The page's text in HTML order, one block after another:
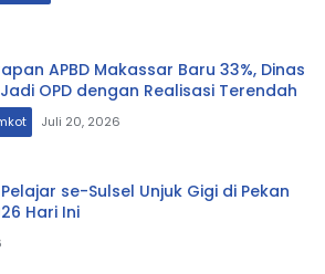
APBD Makassar Baru 33%, Dinas
Jadi OPD dengan Realisasi Terendah
Juli 20, 2026
se-Sulsel Unjuk Gigi di Pekan
Hari Ini